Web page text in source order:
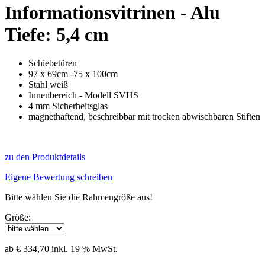
Informationsvitrinen - Alu
Tiefe: 5,4 cm
Schiebetüren
97 x 69cm -75 x 100cm
Stahl weiß
Innenbereich - Modell SVHS
4 mm Sicherheitsglas
magnethaftend, beschreibbar mit trocken abwischbaren Stiften
zu den Produktdetails
Eigene Bewertung schreiben
Bitte wählen Sie die Rahmengröße aus!
Größe:
ab € 334,70 inkl. 19 % MwSt.